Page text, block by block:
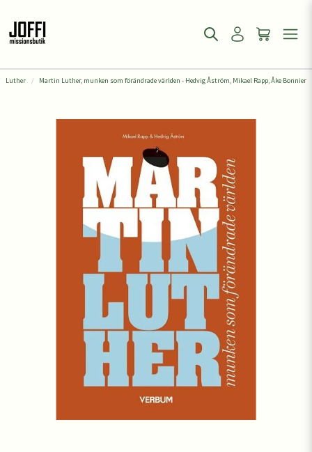
Luther Martin Luther, munken som förändrade världen - Hedvig Åström, Mikael Rapp, Åke Bonnier